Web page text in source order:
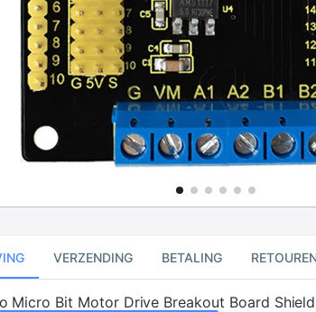
VERZENDING BETALING
Micro Bit Motor Drive Breakout Board